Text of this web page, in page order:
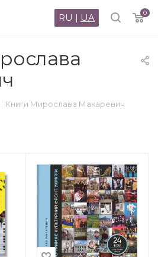
0
RU | UA
Книги Мирослава Макаревич